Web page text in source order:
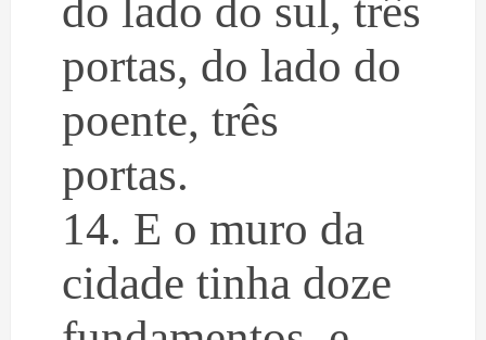
portas, do lado do
poente, três
portas.
14. E o muro da
cidade tinha doze